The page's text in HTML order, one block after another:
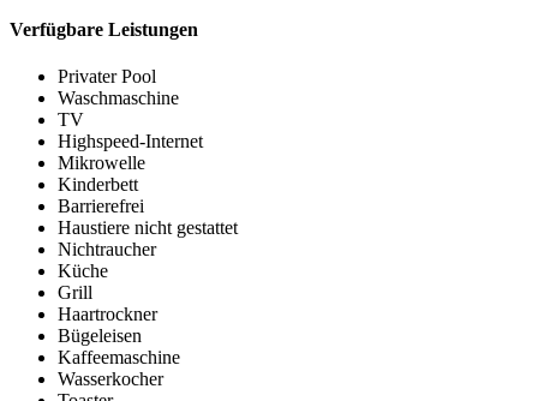
Verfügbare Leistungen
Privater Pool
Waschmaschine
TV
Highspeed-Internet
Mikrowelle
Kinderbett
Barrierefrei
Haustiere nicht gestattet
Nichtraucher
Küche
Grill
Haartrockner
Bügeleisen
Kaffeemaschine
Wasserkocher